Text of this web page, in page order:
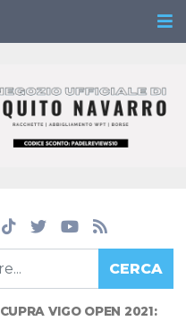
CERCA
CUPRA VIGO OPEN 2021: